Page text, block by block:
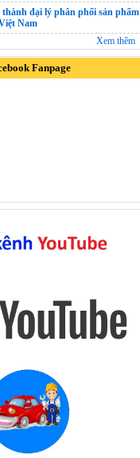
đại lý phân phối sản phẩm
Nam
Xem thêm
Fanpage